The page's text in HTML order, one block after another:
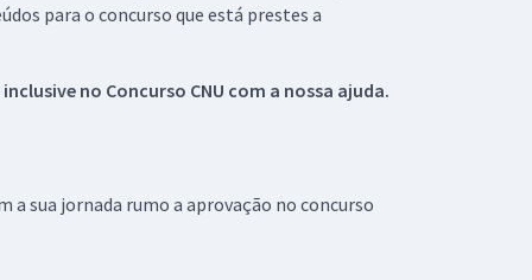
para o concurso que está prestes a
no Concurso CNU com a nossa ajuda.
a sua jornada rumo a aprovação no concurso